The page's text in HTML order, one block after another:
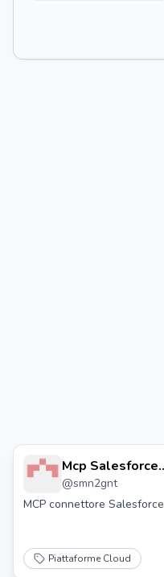
Mcp Salesforce
Connector
@smn2gnt
MCP connettore Salesforce
Piattaforme Cloud